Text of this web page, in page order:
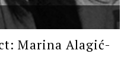
Marina Alagić-